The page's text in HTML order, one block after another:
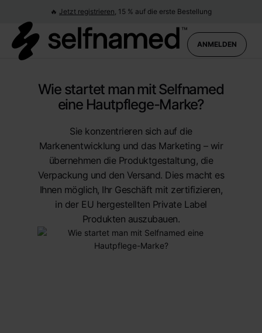
🔥 Jetzt registrieren, 15 % auf die erste Bestellung
ANMELDEN
Wie startet man mit Selfnamed
eine Hautpflege-Marke?
Sie konzentrieren sich auf die
Markenentwicklung und das Marketing – wir
übernehmen die Produktgestaltung, die
Verpackung und den Versand. Dies macht es
Ihnen möglich, Ihr Geschäft mit zertifizieren,
in der EU hergestellten Private Label
Produkten auszubauen.